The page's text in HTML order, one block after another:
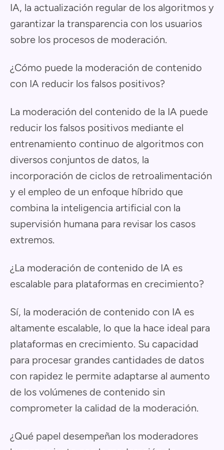
IA, la actualización regular de los algoritmos y
garantizar la transparencia con los usuarios
sobre los procesos de moderación.
¿Cómo puede la moderación de contenido
con IA reducir los falsos positivos?
La moderación del contenido de la IA puede
reducir los falsos positivos mediante el
entrenamiento continuo de algoritmos con
diversos conjuntos de datos, la
incorporación de ciclos de retroalimentación
y el empleo de un enfoque híbrido que
combina la inteligencia artificial con la
supervisión humana para revisar los casos
extremos.
¿La moderación de contenido de IA es
escalable para plataformas en crecimiento?
Sí, la moderación de contenido con IA es
altamente escalable, lo que la hace ideal para
plataformas en crecimiento. Su capacidad
para procesar grandes cantidades de datos
con rapidez le permite adaptarse al aumento
de los volúmenes de contenido sin
comprometer la calidad de la moderación.
¿Qué papel desempeñan los moderadores